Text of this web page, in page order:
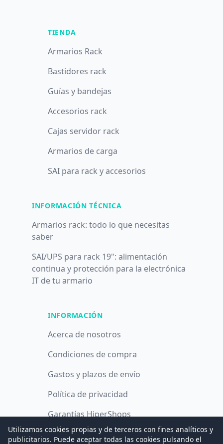
TIENDA
Armarios Rack
Bastidores rack
Guías y bandejas
Accesorios rack
Cajas servidor rack
Armarios de carga
SAI para rack y accesorios
INFORMACIÓN TÉCNICA
Armarios rack: todo lo que necesitas
saber
SAI/UPS para rack 19": alimentación
continua y protección para la electrónica
IT de tu armario
INFORMACIÓN
Acerca de nosotros
Condiciones de compra
Gastos y plazos de envío
Política de privacidad
Garantías HiperShops
Política de cookies
Utilizamos cookies propias y de terceros con fines analíticos y
publicitarios. Puede aceptar todas las cookies pulsando el